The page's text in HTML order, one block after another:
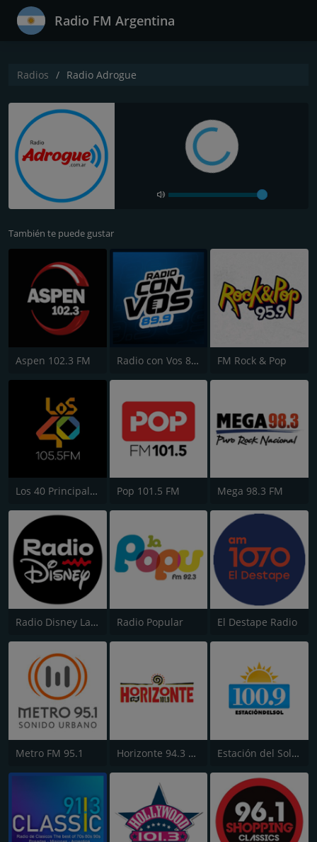
Radio FM Argentina
Radios Radio Adrogue
También te puede gustar
Aspen 102.3 FM Radio con Vos 89.9 FM FM Rock & Pop
Los 40 Principales Pop 101.5 FM Mega 98.3 FM
Radio Disney Latinoamérica Radio Popular El Destape Radio
Metro FM 95.1 Horizonte 94.3 FM Estación del Sol 100.9 FM